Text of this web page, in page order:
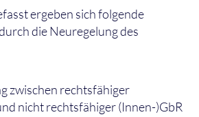
ergeben sich folgende
die Neuregelung des
zwischen rechtsfähiger
nicht rechtsfähiger (Innen-)GbR